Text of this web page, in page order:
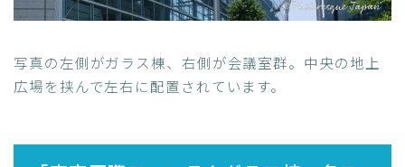
写真の左側がガラス棟、右側が会議室群。中央の地上
広場を挟んで左右に配置されています。